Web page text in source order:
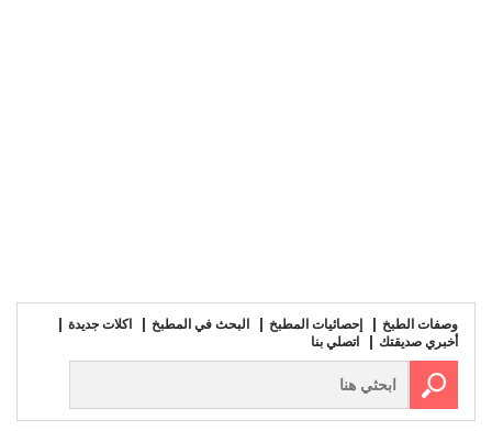
وصفات الطبخ إحصائيات المطبخ البحث في المطبخ
اكلات جديدة
أخبري صديقتك
اتصلي بنا